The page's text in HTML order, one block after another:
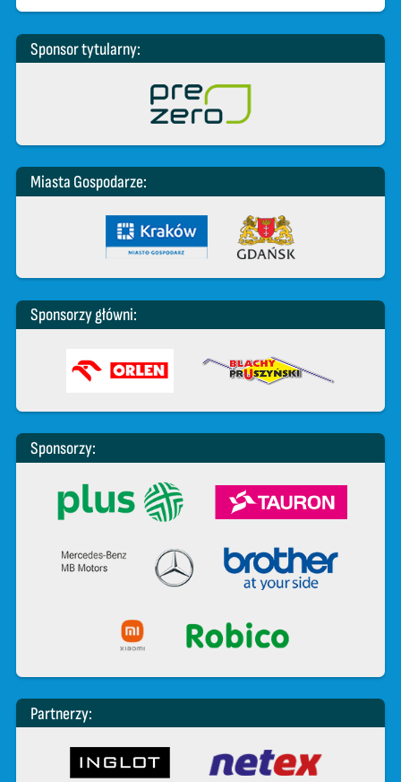
Sponsor tytularny:
Miasta Gospodarze:
Sponsorzy główni:
Sponsorzy:
Partnerzy: